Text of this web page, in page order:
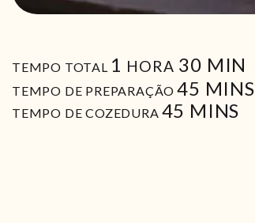
TEMPO TOTAL 1 HORA
HORA 30 MIN
MIN
TEMPO DE PREPARAÇÃO 45 MIN
MINS
TEMPO DE COZEDURA 45 MIN
MINS